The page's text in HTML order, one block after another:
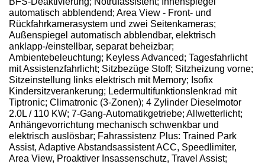
automatisch abblendend; Area View - Front- und
Rückfahrkamerasystem und zwei Seitenkameras;
Außenspiegel automatisch abblendbar, elektrisch
anklapp-/einstellbar, separat beheizbar;
Ambientebeleuchtung; Keyless Advanced; Tagesfahrlicht
mit Assistenzfahrlicht; Sitzbezüge Stoff; Sitzheizung vorne;
Sitzeinstellung links elektrisch mit Memory; Isofix
Kindersitzverankerung; Ledermultifunktionslenkrad mit
Tiptronic; Climatronic (3-Zonen); 4 Zylinder Dieselmotor
2.0L / 110 KW; 7-Gang-Automatikgetriebe; Allwetterlicht;
Anhängevorrichtung mechanisch schwenkbar und
elektrisch auslösbar; Fahrassistenz Plus: Trained Park
Assist, Adaptive Abstandsassistent ACC, Speedlimiter,
Area View, Proaktiver Insassenschutz, Travel Assist;